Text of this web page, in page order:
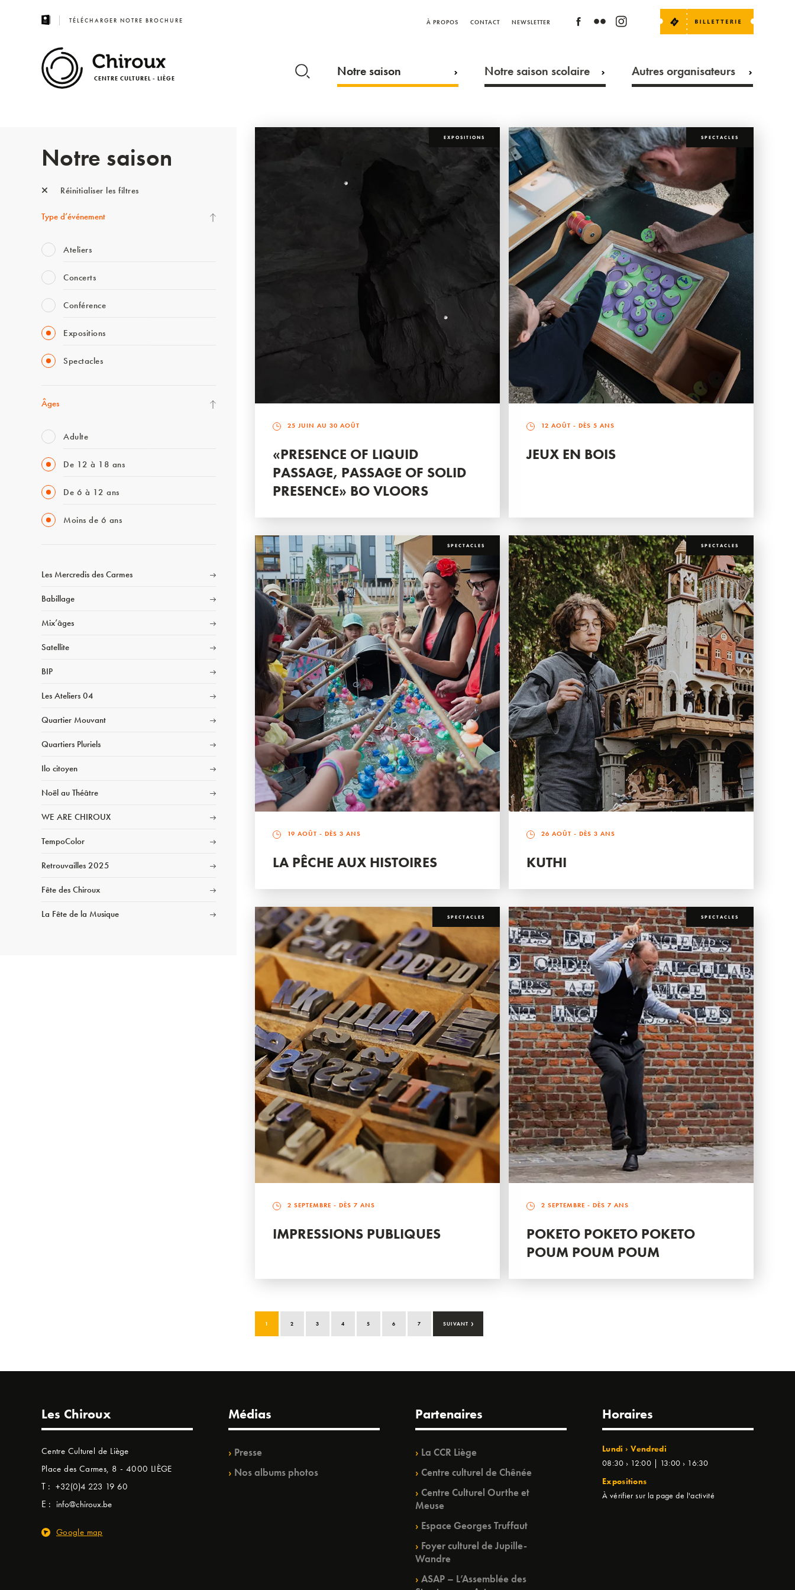
TÉLÉCHARGER NOTRE BROCHURE À PROPOS CONTACT NEWSLETTER
CENTRE CULTUREL - LIÈGE Notre saison Notre saison scolaire Autres organisateurs
Notre saison
Réinitialiser les filtres
Type d’événement
Ateliers
Concerts
Conférence
Expositions
Spectacles
Âges
Adulte
De 12 à 18 ans
De 6 à 12 ans
Moins de 6 ans
Les Mercredis des Carmes
Babillage
Mix’âges
Satellite
BIP
Les Ateliers 04
Quartier Mouvant
Quartiers Pluriels
Ilo citoyen
Noël au Théâtre
WE ARE CHIROUX
TempoColor
Retrouvailles 2025
Fête des Chiroux
La Fête de la Musique
EXPOSITIONS
25 JUIN AU 30 AOÛT
«PRESENCE OF LIQUID
PASSAGE, PASSAGE OF SOLID
PRESENCE» BO VLOORS
SPECTACLES
12 AOÛT - DÈS 5 ANS
JEUX EN BOIS
SPECTACLES
19 AOÛT - DÈS 3 ANS
LA PÊCHE AUX HISTOIRES
SPECTACLES
26 AOÛT - DÈS 3 ANS
KUTHI
SPECTACLES
2 SEPTEMBRE - DÈS 7 ANS
IMPRESSIONS PUBLIQUES
SPECTACLES
2 SEPTEMBRE - DÈS 7 ANS
POKETO POKETO POKETO
POUM POUM POUM
1 2 3 4 5 6 7 SUIVANT ›
Les Chiroux
Centre Culturel de Liège
Place des Carmes, 8 - 4000 LIÈGE
T : +32(0)4 223 19 60
E : info@chiroux.be
Google map
Médias
Presse
Nos albums photos
Partenaires
La CCR Liège
Centre culturel de Chênée
Centre Culturel Ourthe et
Meuse
Espace Georges Truffaut
Foyer culturel de Jupille-
Wandre
ASAP – L’Assemblée des
Horaires
Lundi › Vendredi
08:30 › 12:00 | 13:00 › 16:30
Expositions
À vérifier sur la page de l'activité